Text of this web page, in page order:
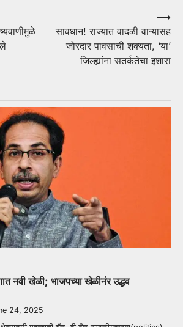
सावधान! राज्यात वादळी वाऱ्यासह
जोरदार पावसाची शक्यता, ‘या’
जिल्ह्यांना सतर्कतेचा इशारा
⟶
नवी खेळी; भाजपच्या खेळीनंर उद्धव
24, 2025